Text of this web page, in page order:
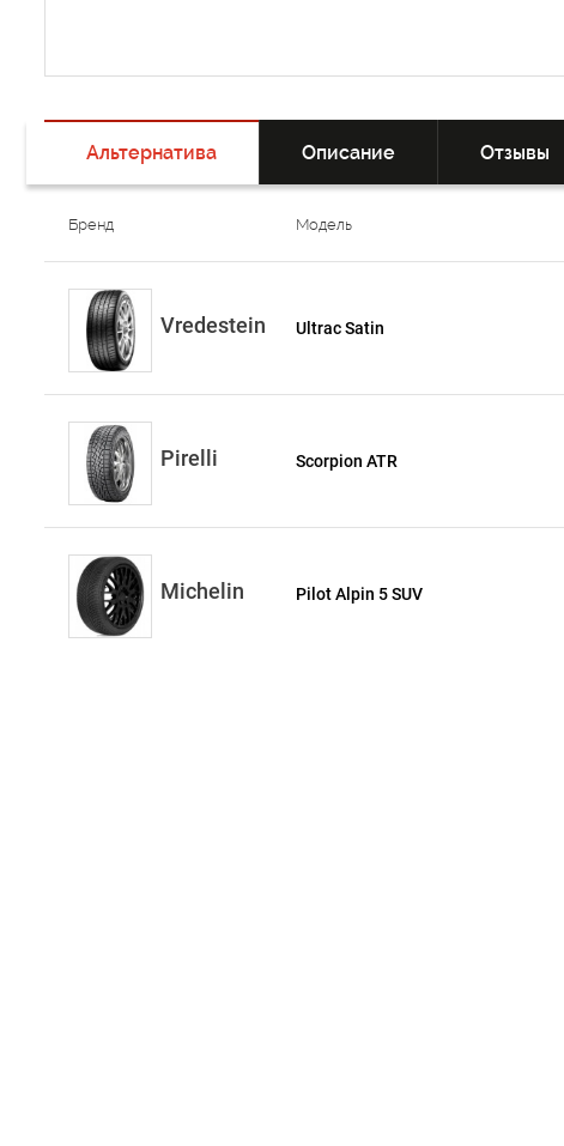
Альтернатива Описание Отзывы
Бренд Модель
Vredestein Ultrac Satin
Pirelli Scorpion ATR
Michelin Pilot Alpin 5 SUV